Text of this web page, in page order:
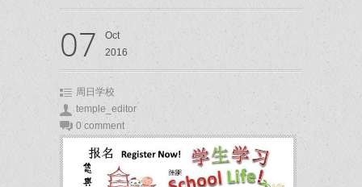
07
Oct
2016
周日学校
temple_editor
0 comment